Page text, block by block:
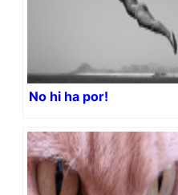
No hi ha por!